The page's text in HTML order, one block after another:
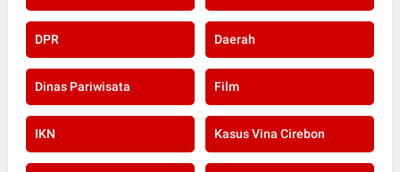
DPR Daerah
Dinas Pariwisata Film
IKN Kasus Vina Cirebon